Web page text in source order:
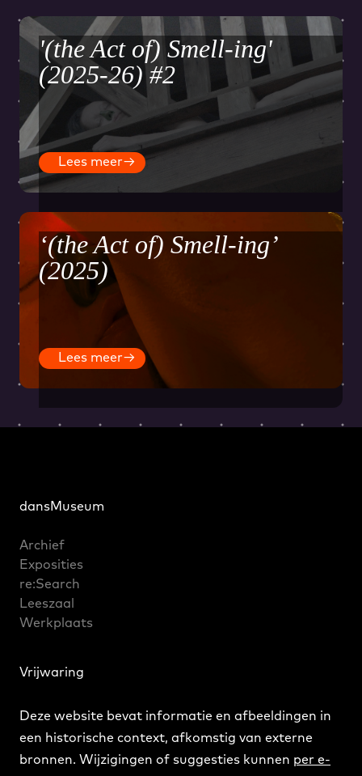
'(the Act of) Smell-ing'
(2025-26) #2
Lees meer→
‘(the Act of) Smell-ing’
(2025)
Lees meer→
dansMuseum
Archief
Exposities
re:Search
Leeszaal
Werkplaats
Vrijwaring
Deze website bevat informatie en afbeeldingen in
een historische context, afkomstig van externe
bronnen. Wijzigingen of suggesties kunnen per e-